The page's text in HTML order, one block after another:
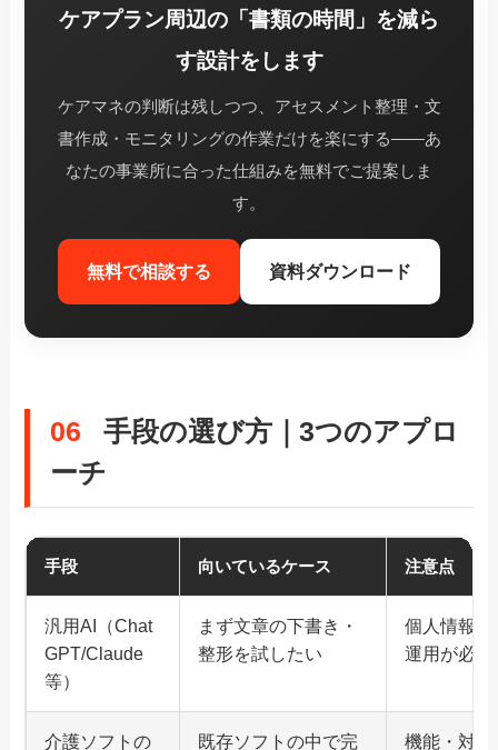
ケアプラン周辺の「書類の時間」を減ら
す設計をします
ケアマネの判断は残しつつ、アセスメント整理・文
書作成・モニタリングの作業だけを楽にする——あ
なたの事業所に合った仕組みを無料でご提案しま
す。
無料で相談する 資料ダウンロード
06
手段の選び方｜3つのアプロ
ーチ
手段 向いているケース 注意点
汎用AI（Chat
GPT/Claude
等）
まず文章の下書き・
整形を試したい
個人情報
運用が必須
介護ソフトの
既存ソフトの中で完
機能・対